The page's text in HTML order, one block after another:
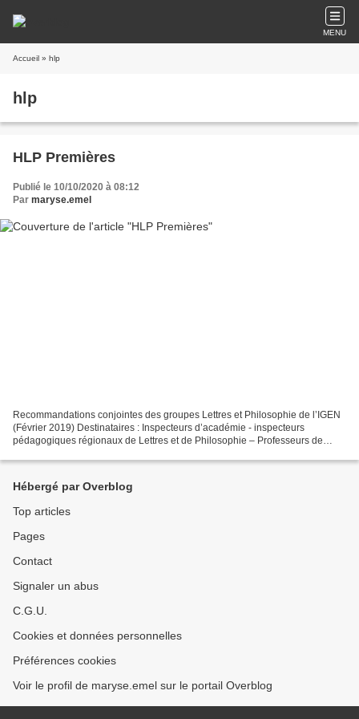
MENU
Accueil » hlp
hlp
HLP Premières
Publié le 10/10/2020 à 08:12
Par maryse.emel
Recommandations conjointes des groupes Lettres et Philosophie de l’IGEN
(Février 2019) Destinataires : Inspecteurs d’académie - inspecteurs
pédagogiques régionaux de Lettres et de Philosophie – Professeurs de
Hébergé par Overblog
Top articles
Pages
Contact
Signaler un abus
C.G.U.
Cookies et données personnelles
Préférences cookies
Voir le profil de maryse.emel sur le portail Overblog